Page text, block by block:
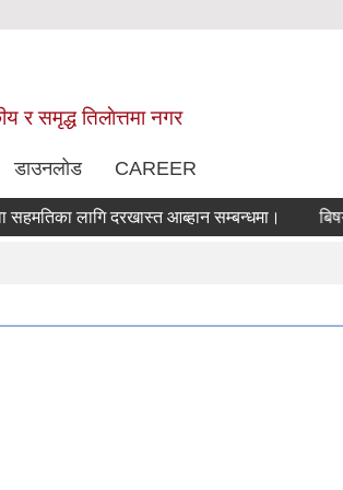
र समृद्ध तिलाेत्तमा नगर
डाउनलोड CAREER
लागि दरखास्त आब्हान सम्बन्धमा।